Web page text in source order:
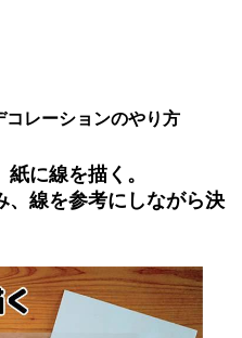
コレーションのやり方
に線を描く。
線を参考にしながら決